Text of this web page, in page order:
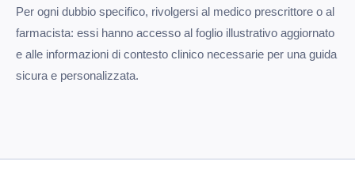
Per ogni dubbio specifico, rivolgersi al medico prescrittore o al
farmacista: essi hanno accesso al foglio illustrativo aggiornato
e alle informazioni di contesto clinico necessarie per una guida
sicura e personalizzata.